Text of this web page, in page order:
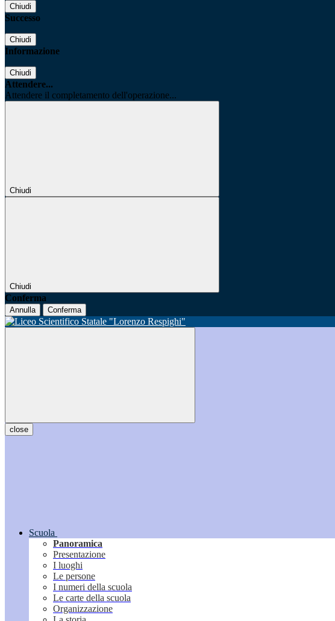
Chiudi
Successo
Chiudi
Informazione
Chiudi
Attendere...
Attendere il completamento dell'operazione...
Chiudi
Chiudi
Conferma
Annulla Conferma
close
Scuola
Panoramica
Presentazione
I luoghi
Le persone
I numeri della scuola
Le carte della scuola
Organizzazione